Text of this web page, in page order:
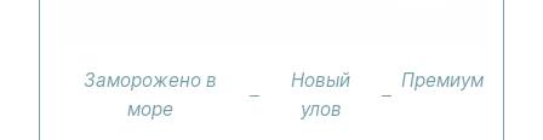
Заморожено в
море
Новый
улов
Премиум